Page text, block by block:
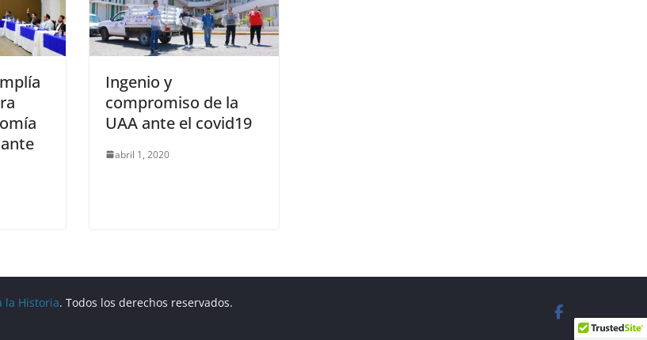
Ingenio y
compromiso de la
UAA ante el covid19
abril 1, 2020
la Historia. Todos los derechos reservados.